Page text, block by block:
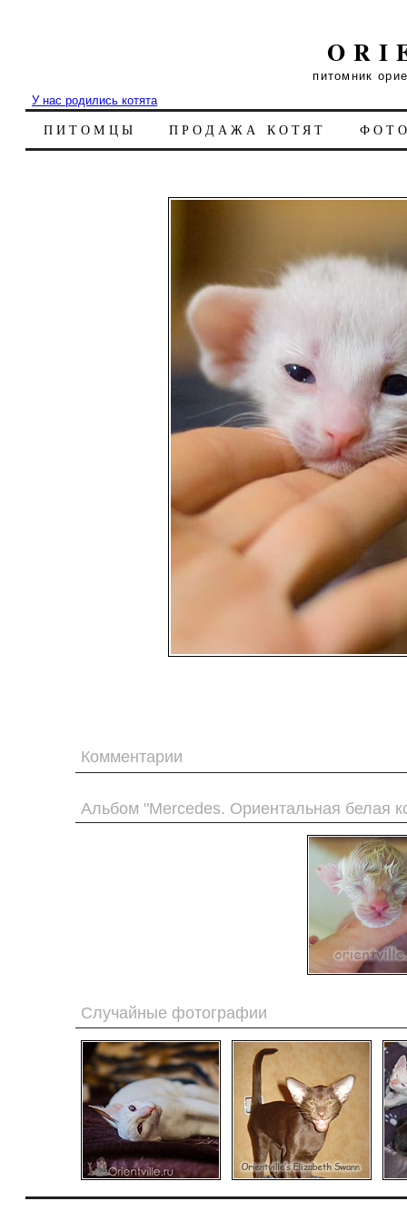
питомник
У нас родились котята
ПИТОМЦЫ ПРОДАЖА КОТЯТ
Комментарии
Альбом "Mercedes. Ориентальная белая
Случайные фотографии